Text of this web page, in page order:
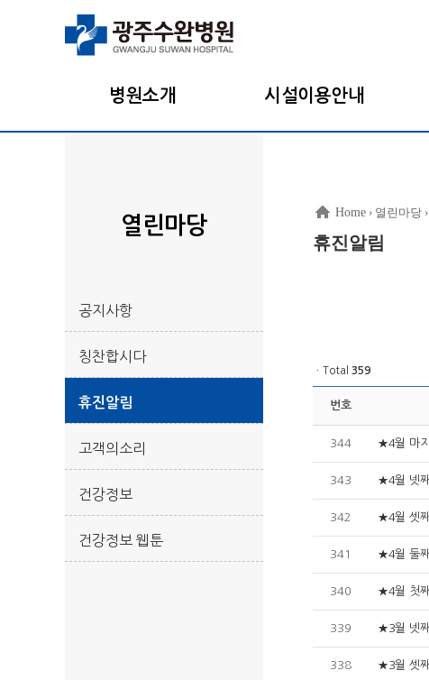
병원소개 시설이용안내
열린마당
공지사항
칭찬합시다
휴진알림
고객의소리
건강정보
건강정보 웹툰
Home › 열린마당 ›
휴진알림
ㆍTotal 359
번호
344 ★4월 마
343 ★4월 넷
342 ★4월 셋
341 ★4월 둘
340 ★4월 첫
339 ★3월 넷
338 ★3월 셋